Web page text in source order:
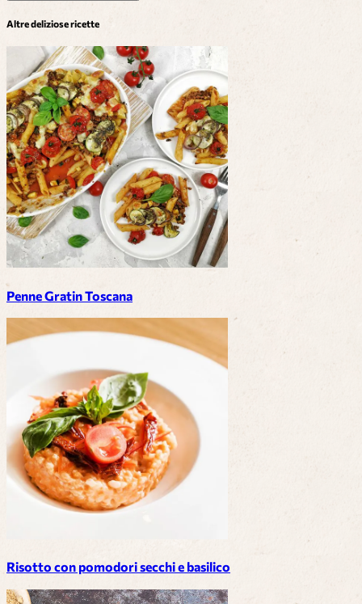
Altre deliziose ricette
Penne Gratin Toscana
Risotto con pomodori secchi e basilico